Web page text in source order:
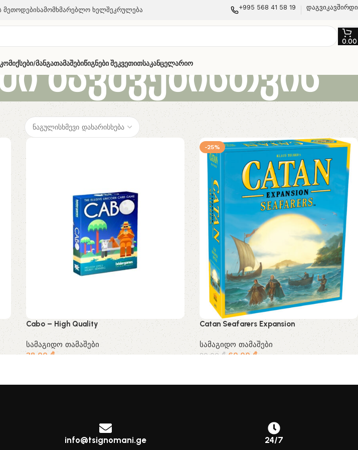
ᲛეთოდებიᲡამომხმარებლო Ხელშეკრულება +995 568 41 58 19
0.00
Კომიქსები/მანგაᲗამაშებიᲬიგნები ᲨეკვეთითᲡაკანცელარიო
ბავშვებისთვის
Cabo – High Quality
სამაგიდო თამაშები
38.00 ₾
-25%
Catan Seafarers Expansion
სამაგიდო თამაშები
80.00 ₾ 60.00 ₾
info@tsignomani.ge 24/7